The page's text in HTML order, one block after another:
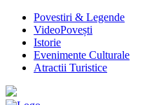
Povestiri & Legende
VideoPovești
Istorie
Evenimente Culturale
Atractii Turistice